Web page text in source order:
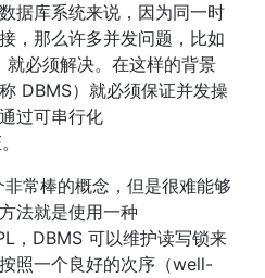
据库系统来说，因为同一时
，那么许多并发问题，比如
必须解决。在这样的背景
DBMS）就必须保证并发操
过可串行化
常棒的概念，但是很难能够
法就是使用一种
，DBMS 可以维护读写锁来
照一个良好的次序（well-